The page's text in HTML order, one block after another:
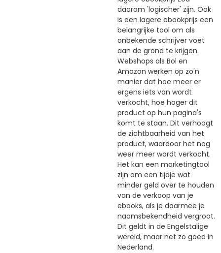
daarom 'logischer' zijn. Ook
is een lagere ebookprijs een
belangrijke tool om als
onbekende schrijver voet
aan de grond te krijgen.
Webshops als Bol en
Amazon werken op zo'n
manier dat hoe meer er
ergens iets van wordt
verkocht, hoe hoger dit
product op hun pagina's
komt te staan. Dit verhoogt
de zichtbaarheid van het
product, waardoor het nog
weer meer wordt verkocht.
Het kan een marketingtool
zijn om een tijdje wat
minder geld over te houden
van de verkoop van je
ebooks, als je daarmee je
naamsbekendheid vergroot.
Dit geldt in de Engelstalige
wereld, maar net zo goed in
Nederland.